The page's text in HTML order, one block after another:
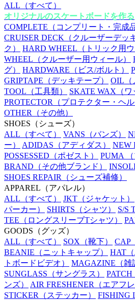
ALL （すべて）
オリジナルのスケートボードを作る
COMPLETE （コンプリート・完成
CRUISER DECK （クルーザーデッ
ク）
HARD WHEEL （トリック用
WHEEL （クルーザー用ウィール）
グ）
HARDWARE （ビス/ボルト）
GRIPTAPE （デッキテープ） OIL
TOOL （工具類） SKATE WAX （
PROTECTOR （プロテクター・ヘ
OTHER （その他）
SHOES （シューズ）
ALL （すべて） VANS （バンズ）
ー）
ADIDAS （アディダス） NEW
POSSESSED （ポゼスト） PUMA
BRAND （その他ブランド）
SHOES REPAIR （シューズ補修）
APPAREL （アパレル）
ALL （すべて） JKT （ジャケット）
パーカー）
SHIRTS （シャツ） S/S
TEE （ロングスリーブTシャツ）
GOODS （グッズ）
ALL （すべて） SOX （靴下） CAP
BEANIE （ニットキャップ） HAT
トボードビデオ）
MAGAZINE （雑
SUNGLASS （サングラス） PATCH
ンズ）
AIR FRESHENER （エアフ
STICKER （ステッカー） FISHING